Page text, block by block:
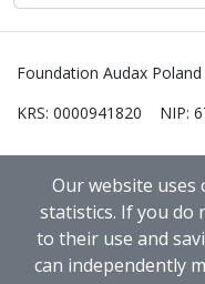
Foundation Audax Poland
KRS: 0000941820
NIP:
Our website uses
statistics. If you do
to their use and
can independently